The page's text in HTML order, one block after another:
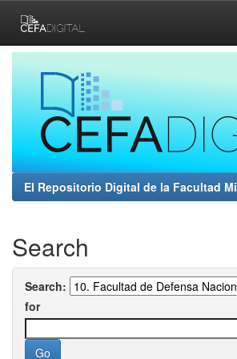
navigation
El Repositorio Digital de la Facultad
Search
Search:
for